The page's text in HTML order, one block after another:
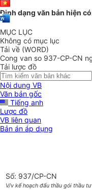
Định dạng văn bản hiện
MỤC LỤC
Không có mục lục
Tải về (WORD)
Cong van so 937-CP-CN
Tải lược đồ
Nội dung VB
Văn bản gốc
Tiếng anh
Lược đồ
VB liên quan
Bản án áp dụng
Số: 937/CP-CN
V/v kế hoạch đấu thầu gói thầu